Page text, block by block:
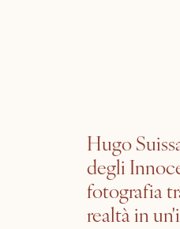
Hugo
degli
fotografia
realtà in